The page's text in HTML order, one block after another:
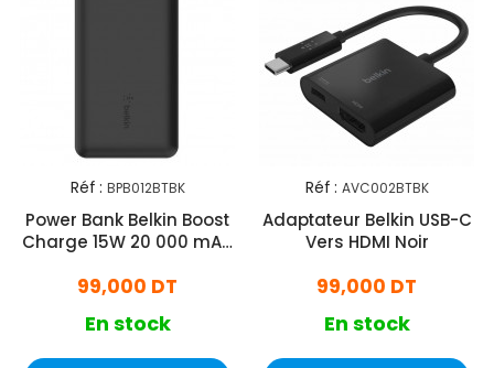
Réf : BPB012BTBK
Power Bank Belkin Boost
Charge 15W 20 000 mAh
99,000 DT
En stock
Réf : AVC002BTBK
Adaptateur Belkin USB-C
Vers HDMI Noir
99,000 DT
En stock